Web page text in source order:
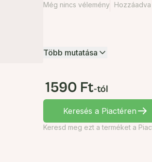
Még nincs vélemény Hozzáadva
Több mutatása
1590 Ft-tól
Keresés a Piactéren
Keresd meg ezt a terméket a